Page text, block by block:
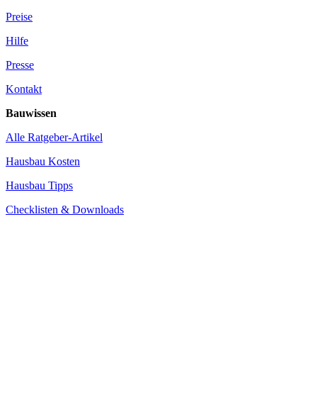
Preise
Hilfe
Presse
Kontakt
Bauwissen
Alle Ratgeber-Artikel
Hausbau Kosten
Hausbau Tipps
Checklisten & Downloads